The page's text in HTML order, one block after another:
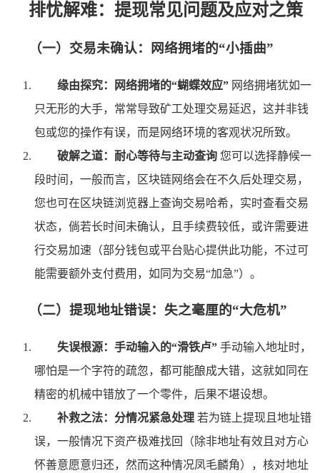
排忧解难：提现常见问题及应对之策
（一）交易未确认：网络拥堵的“小插曲”
缘由探究：网络拥堵的“蝴蝶效应” 网络拥堵犹如一
只无形的大手，常常导致矿工处理交易延迟，这并非钱
包或您的操作有误，而是网络环境的客观状况所致。
破解之道：耐心等待与主动查询 您可以选择静候一
段时间，一般而言，区块链网络会在不久后处理交易，
您也可在区块链浏览器上查询交易哈希，实时查看交易
状态，倘若长时间未确认，且手续费较低，或许需要进
行交易加速（部分钱包或平台贴心提供此功能，不过可
能需要额外支付费用，如同为交易“加急”）。
（二）提现地址错误：失之毫厘的“大危机”
失误根源：手动输入的“滑铁卢” 手动输入地址时，
哪怕是一个字符的疏忽，都可能酿成大错，这就如同在
精密的机械中错放了一个零件，后果不堪设想。
补救之法：分情况紧急处理 若为链上提现且地址错
误，一般情况下资产极难找回（除非地址有效且对方心
怀善意愿意归还，然而这种情况凤毛麟角），核对地址